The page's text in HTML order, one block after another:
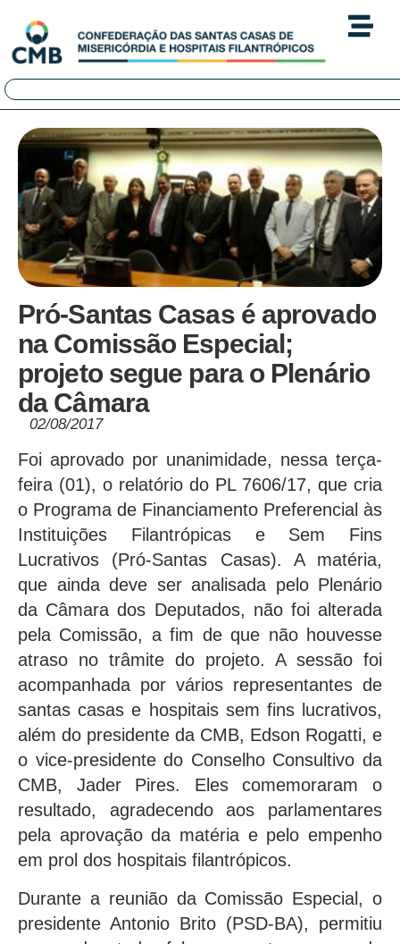
Pró-Santas Casas é aprovado
na Comissão Especial;
projeto segue para o Plenário
da Câmara
02/08/2017
Foi aprovado por unanimidade, nessa terça-
feira (01), o relatório do PL 7606/17, que cria
o Programa de Financiamento Preferencial às
Instituições Filantrópicas e Sem Fins
Lucrativos (Pró-Santas Casas). A matéria,
que ainda deve ser analisada pelo Plenário
da Câmara dos Deputados, não foi alterada
pela Comissão, a fim de que não houvesse
atraso no trâmite do projeto. A sessão foi
acompanhada por vários representantes de
santas casas e hospitais sem fins lucrativos,
além do presidente da CMB, Edson Rogatti, e
o vice-presidente do Conselho Consultivo da
CMB, Jader Pires. Eles comemoraram o
resultado, agradecendo aos parlamentares
pela aprovação da matéria e pelo empenho
em prol dos hospitais filantrópicos.
Durante a reunião da Comissão Especial, o
presidente Antonio Brito (PSD-BA), permitiu